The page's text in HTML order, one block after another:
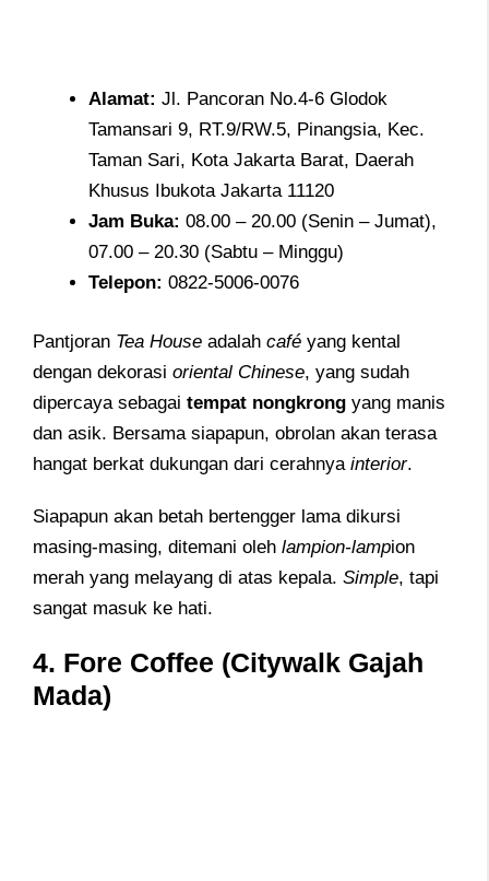
Alamat: Jl. Pancoran No.4-6 Glodok
Tamansari 9, RT.9/RW.5, Pinangsia, Kec.
Taman Sari, Kota Jakarta Barat, Daerah
Khusus Ibukota Jakarta 11120
Jam Buka: 08.00 – 20.00 (Senin – Jumat),
07.00 – 20.30 (Sabtu – Minggu)
Telepon: 0822-5006-0076
Pantjoran Tea House adalah café yang kental
dengan dekorasi oriental Chinese, yang sudah
dipercaya sebagai tempat nongkrong yang manis
dan asik. Bersama siapapun, obrolan akan terasa
hangat berkat dukungan dari cerahnya interior.
Siapapun akan betah bertengger lama dikursi
masing-masing, ditemani oleh lampion-lampion
merah yang melayang di atas kepala. Simple, tapi
sangat masuk ke hati.
4. Fore Coffee (Citywalk Gajah
Mada)